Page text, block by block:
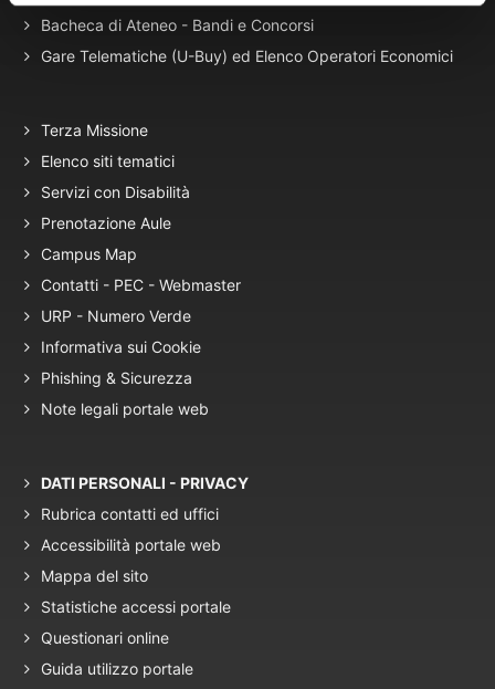
Bacheca di Ateneo - Bandi e Concorsi
Gare Telematiche (U-Buy) ed Elenco Operatori Economici
Terza Missione
Elenco siti tematici
Servizi con Disabilità
Prenotazione Aule
Campus Map
Contatti - PEC - Webmaster
URP - Numero Verde
Informativa sui Cookie
Phishing & Sicurezza
Note legali portale web
DATI PERSONALI - PRIVACY
Rubrica contatti ed uffici
Accessibilità portale web
Mappa del sito
Statistiche accessi portale
Questionari online
Guida utilizzo portale